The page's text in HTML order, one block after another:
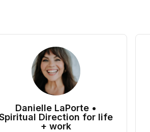
Danielle LaPorte •
Direction for life
+ work